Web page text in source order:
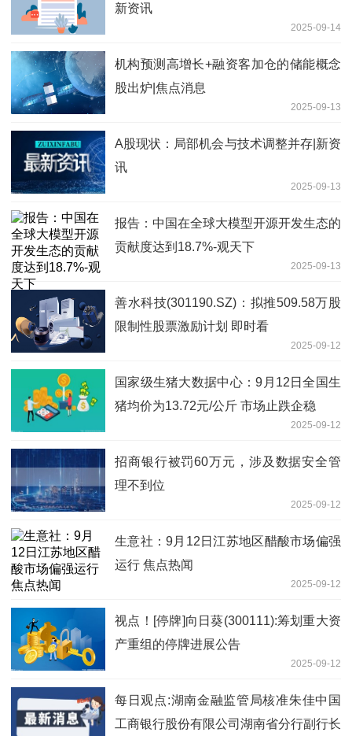
新资讯
2025-09-14
机构预测高增长+融资客加仓的储能概念
股出炉|焦点消息
2025-09-13
A股现状：局部机会与技术调整并存|新资
讯
2025-09-13
报告：中国在全球大模型开源开发生态的
贡献度达到18.7%-观天下
2025-09-13
善水科技(301190.SZ)：拟推509.58万股
限制性股票激励计划 即时看
2025-09-12
国家级生猪大数据中心：9月12日全国生
猪均价为13.72元/公斤 市场止跌企稳
2025-09-12
招商银行被罚60万元，涉及数据安全管
理不到位
2025-09-12
生意社：9月12日江苏地区醋酸市场偏强
运行 焦点热闻
2025-09-12
视点！[停牌]向日葵(300111):筹划重大资
产重组的停牌进展公告
2025-09-12
每日观点:湖南金融监管局核准朱佳中国
工商银行股份有限公司湖南省分行副行长